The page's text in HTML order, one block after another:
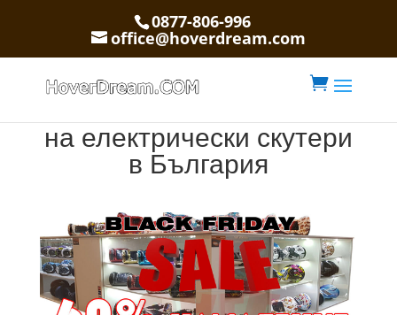
0877-806-996
office@hoverdream.com

на електрически скутери
в България